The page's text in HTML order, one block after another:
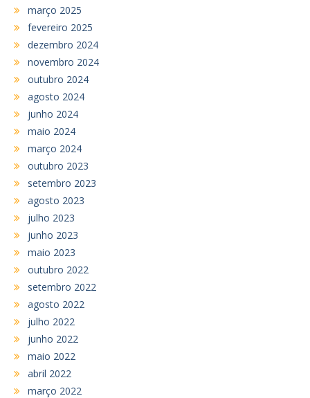
março 2025
fevereiro 2025
dezembro 2024
novembro 2024
outubro 2024
agosto 2024
junho 2024
maio 2024
março 2024
outubro 2023
setembro 2023
agosto 2023
julho 2023
junho 2023
maio 2023
outubro 2022
setembro 2022
agosto 2022
julho 2022
junho 2022
maio 2022
abril 2022
março 2022